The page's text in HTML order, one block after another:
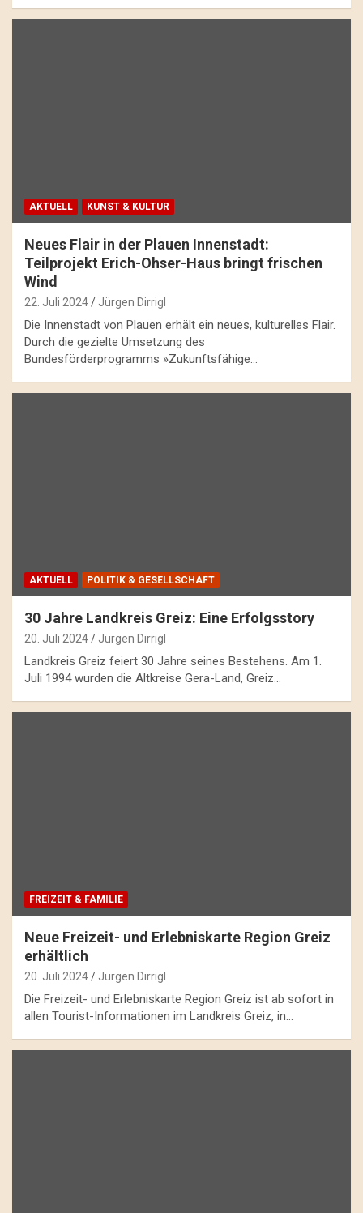
AKTUELL KUNST & KULTUR
Neues Flair in der Plauen Innenstadt:
Teilprojekt Erich-Ohser-Haus bringt frischen
Wind
22. Juli 2024 Jürgen Dirrigl
Die Innenstadt von Plauen erhält ein neues, kulturelles Flair.
Durch die gezielte Umsetzung des
Bundesförderprogramms »Zukunftsfähige…
AKTUELL POLITIK & GESELLSCHAFT
30 Jahre Landkreis Greiz: Eine Erfolgsstory
20. Juli 2024 Jürgen Dirrigl
Landkreis Greiz feiert 30 Jahre seines Bestehens. Am 1.
Juli 1994 wurden die Altkreise Gera-Land, Greiz…
FREIZEIT & FAMILIE
Neue Freizeit- und Erlebniskarte Region Greiz
erhältlich
20. Juli 2024 Jürgen Dirrigl
Die Freizeit- und Erlebniskarte Region Greiz ist ab sofort in
allen Tourist-Informationen im Landkreis Greiz, in…